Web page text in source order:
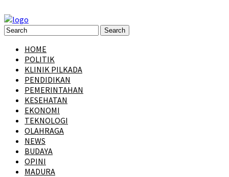
HOME
POLITIK
KLINIK PILKADA
PENDIDIKAN
PEMERINTAHAN
KESEHATAN
EKONOMI
TEKNOLOGI
OLAHRAGA
NEWS
BUDAYA
OPINI
MADURA